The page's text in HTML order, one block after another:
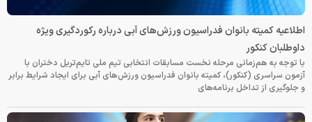
اطلاعیه کمیته بانوان فدراسیون ورزش‌های آبی درباره رکوردگیری ویژه
داوطلبان کنکور
با توجه به هم‌زمانی مرحله نخست مسابقات انتخابی تیم ملی تایم‌تریل دختران با
آزمون سراسری (کنکور)، کمیته بانوان فدراسیون ورزش‌های آبی برای ایجاد شرایط برابر
و جلوگیری از تداخل برنامه‌های